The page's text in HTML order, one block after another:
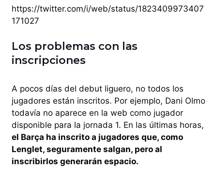
https://twitter.com/i/web/status/1823409973407
171027
Los problemas con las
inscripciones
A pocos días del debut liguero, no todos los
jugadores están inscritos. Por ejemplo, Dani Olmo
todavía no aparece en la web como jugador
disponible para la jornada 1. En las últimas horas,
el Barça ha inscrito a jugadores que, como
Lenglet, seguramente salgan, pero al
inscribirlos generarán espacio.